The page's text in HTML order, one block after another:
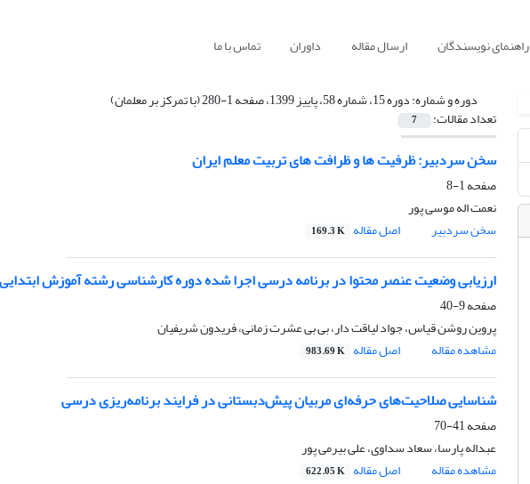
راهنمای نویسندگان ارسال مقاله داوران تماس با ما
دوره و شماره:دوره 15، شماره 58، پاییز 1399، صفحه 1-280 (با تمرکز بر معلمان)
تعداد مقالات: 7
سخن سردبیر: ظرفیت‎ ها و ظرافت‎ های تربیت معلم ایران
صفحه1-8
نعمت اله موسی پور
سخن سردبیر
اصل مقاله 169.3 K
ارزیابی وضعیت عنصر محتوا در برنامه درسی اجرا شده دوره کارشناسی رشته آموزش ابتدایی
صفحه9-40
پروین روشن قیاس، جواد لیاقت دار، بی بی عشرت زمانی، فریدون شریفیان
مشاهده مقاله
اصل مقاله 983.69 K
شناسایی صلاحیت‌های حرفه‌ای مربیان پیش‌دبستانی در فرایند برنامه‌ریزی درسی
صفحه41-70
عبداله پارسا، سعاد سداوی، علی بیرمی پور
مشاهده مقاله
اصل مقاله 622.05 K